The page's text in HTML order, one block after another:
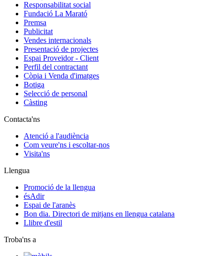
Responsabilitat social
Fundació La Marató
Premsa
Publicitat
Vendes internacionals
Presentació de projectes
Espai Proveïdor - Client
Perfil del contractant
Còpia i Venda d'imatges
Botiga
Selecció de personal
Càsting
Contacta'ns
Atenció a l'audiència
Com veure'ns i escoltar-nos
Visita'ns
Llengua
Promoció de la llengua
ésAdir
Espai de l'aranès
Bon dia. Directori de mitjans en llengua catalana
Llibre d'estil
Troba'ns a